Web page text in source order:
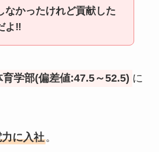
なかったけれど貢献した
よ‼
学部(偏差値:47.5～52.5) に
に入社。